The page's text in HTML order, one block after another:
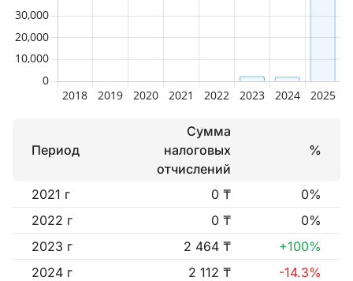
Период
Сумма
налоговых
отчислений
%
2021 г 0 ₸
0%
2022 г
0 ₸
0%
2023 г
2 464 ₸
+100%
2024 г
2 112 ₸
-14.3%